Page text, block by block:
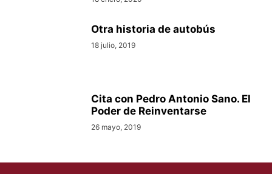
Otra historia de autobús
18 julio, 2019
Cita con Pedro Antonio Sano. El
Poder de Reinventarse
26 mayo, 2019